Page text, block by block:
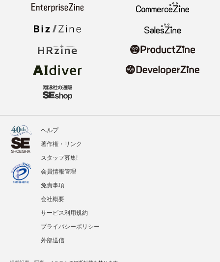
ヘルプ
著作権・リンク
スタッフ募集!
会員情報管理
免責事項
会社概要
サービス利用規約
プライバシーポリシー
外部送信